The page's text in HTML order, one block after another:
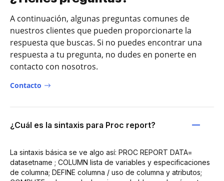
A continuación, algunas preguntas comunes de
nuestros clientes que pueden proporcionarte la
respuesta que buscas. Si no puedes encontrar una
respuesta a tu pregunta, no dudes en ponerte en
contacto con nosotros.
Contacto
¿Cuál es la sintaxis para Proc report?
La sintaxis básica se ve algo así: PROC REPORT DATA=
datasetname ; COLUMN lista de variables y especificaciones
de columna; DEFINE columna / uso de columna y atributos;